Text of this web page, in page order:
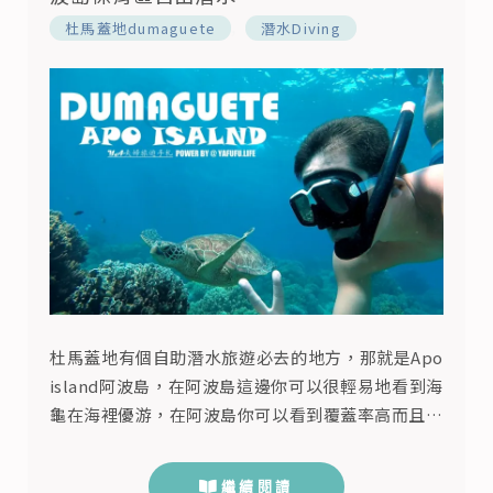
杜馬蓋地dumaguete 潛水Diving
杜馬蓋地有個自助潛水旅遊必去的地方，那就是Apo
island阿波島，在阿波島這邊你可以很輕易地看到海
龜在海裡優游，在阿波島你可以看到覆蓋率高而且健
瓦斯氣泡，在阿婆島你可以找尋到許多特別的海中生
繼續閱讀